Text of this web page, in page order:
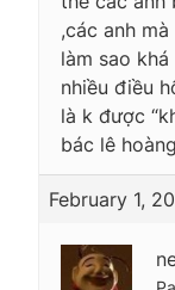
,các anh
làm sao
nhiều điều
là k được
bác lê
February 1,